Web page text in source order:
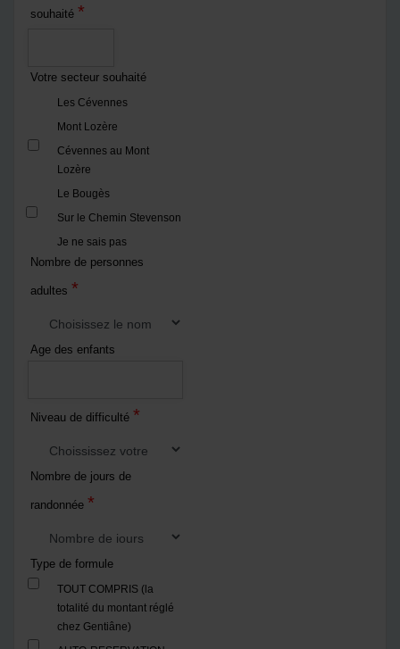
souhaité *
Votre secteur souhaité
Les Cévennes
Mont Lozère
Cévennes au Mont
Lozère
Le Bougès
Sur le Chemin Stevenson
Je ne sais pas
Nombre de personnes
adultes *
Age des enfants
Niveau de difficulté *
Nombre de jours de
randonnée *
Type de formule
TOUT COMPRIS (la
totalité du montant réglé
chez Gentiâne)